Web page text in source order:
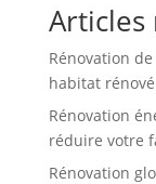
Articles
Rénovation
habitat
Rénovation
réduire votre
Rénovation